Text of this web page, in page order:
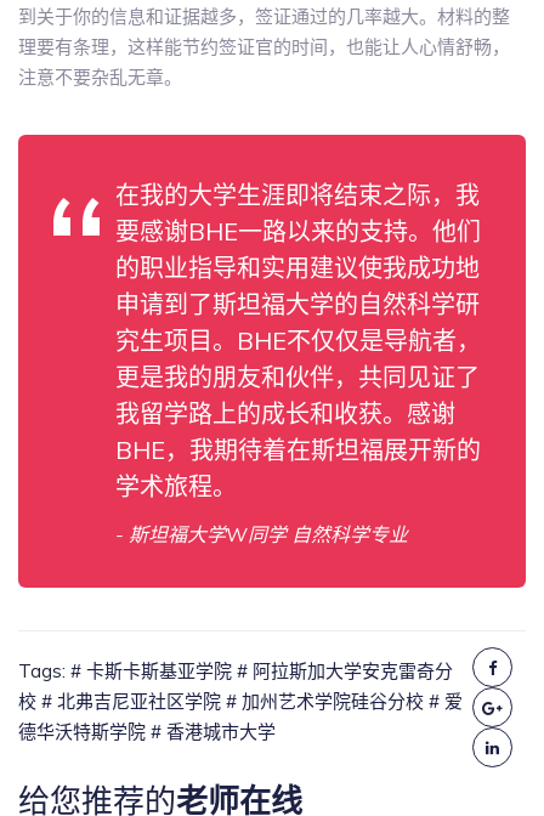
到关于你的信息和证据越多，签证通过的几率越大。材料的整
理要有条理，这样能节约签证官的时间，也能让人心情舒畅，
注意不要杂乱无章。
在我的大学生涯即将结束之际，我
要感谢BHE一路以来的支持。他们
的职业指导和实用建议使我成功地
申请到了斯坦福大学的自然科学研
究生项目。BHE不仅仅是导航者，
更是我的朋友和伙伴，共同见证了
我留学路上的成长和收获。感谢
BHE，我期待着在斯坦福展开新的
学术旅程。
- 斯坦福大学W同学 自然科学专业
Tags: # 卡斯卡斯基亚学院 # 阿拉斯加大学安克雷奇分
校 # 北弗吉尼亚社区学院 # 加州艺术学院硅谷分校 # 爱
德华沃特斯学院 # 香港城市大学
给您推荐的老师在线